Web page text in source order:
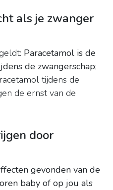
als je zwanger
Paracetamol is de
de zwangerschap;
tijdens de
de ernst van de
door
gevonden van de
baby of op jou als